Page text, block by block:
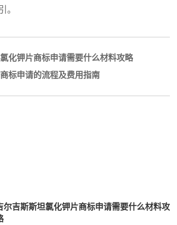
。
化钾片商标申请需要什么材料攻略
标申请的流程及费用指南
尔吉斯斯坦氯化钾片商标申请需要什么材料攻